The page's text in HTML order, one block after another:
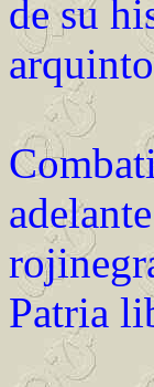
de su
Patria